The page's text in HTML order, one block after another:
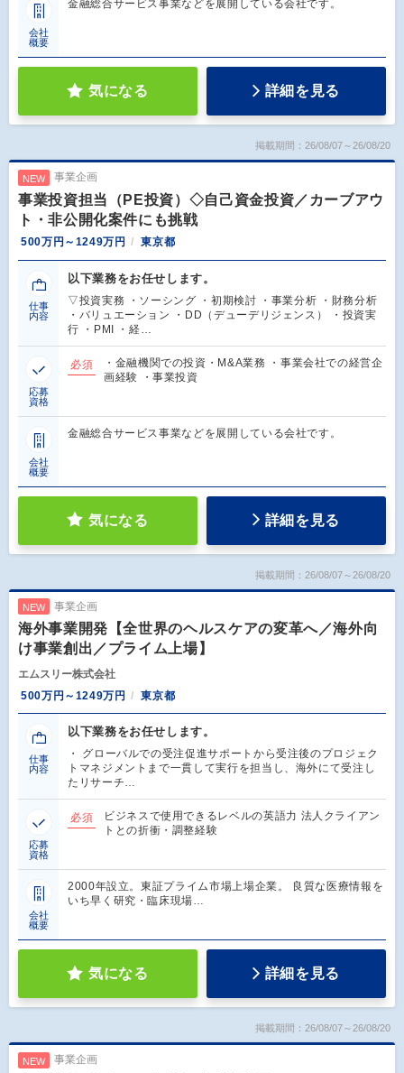
会社
概要
金融総合サービス事業などを展開している会社です。
気になる 詳細を見る
掲載期間：26/08/07～26/08/20
NEW 事業企画
事業投資担当（PE投資）◇自己資金投資／カーブアウ
ト・非公開化案件にも挑戦
500万円～1249万円 東京都
仕事
内容
以下業務をお任せします。
▽投資実務 ・ソーシング ・初期検討 ・事業分析 ・財務分析
・バリュエーション ・DD（デューデリジェンス） ・投資実
行 ・PMI ・経…
応募
資格
必須
・金融機関での投資・M&A業務 ・事業会社での経営企
画経験 ・事業投資
会社
概要
金融総合サービス事業などを展開している会社です。
気になる 詳細を見る
掲載期間：26/08/07～26/08/20
NEW 事業企画
海外事業開発【全世界のヘルスケアの変革へ／海外向
け事業創出／プライム上場】
エムスリー株式会社
500万円～1249万円
東京都
仕事
内容
以下業務をお任せします。
・ グローバルでの受注促進サポートから受注後のプロジェク
トマネジメントまで一貫して実行を担当し、海外にて受注し
たリサーチ…
応募
資格
必須
ビジネスで使用できるレベルの英語力 法人クライアン
トとの折衝・調整経験
会社
概要
2000年設立。東証プライム市場上場企業。 良質な医療情報を
いち早く研究・臨床現場…
気になる 詳細を見る
掲載期間：26/08/07～26/08/20
NEW 事業企画